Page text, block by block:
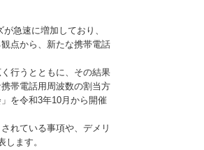
急速に増加しており、
点から、新たな携帯電話
行うとともに、その結果
帯電話用周波数の割当方
を令和3年10月から開催
れている事項や、デメリ
ます。